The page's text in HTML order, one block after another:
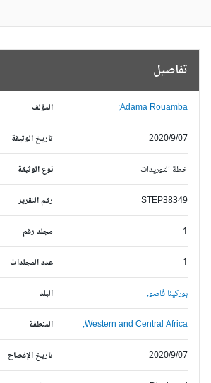
تفاصيل
المؤلف Adama Rouamba;
تاريخ الوثيقة 2020/9/07
نوع الوثيقة خطة التوريدات
رقم التقرير STEP38349
مجلد رقم
عدد المجلدات
البلد بوركينا فاصو,
المنطقة Western and Central Africa,
تاريخ الإفصاح 2020/9/07